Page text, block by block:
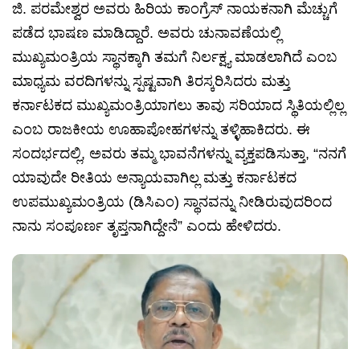
ಜಿ. ಪರಮೇಶ್ವರ ಅವರು ಹಿರಿಯ ಕಾಂಗ್ರೆಸ್ ನಾಯಕನಾಗಿ ಮೆಚ್ಚುಗೆ
ಪಡೆದ ಭಾಷಣ ಮಾಡಿದ್ದಾರೆ. ಅವರು ಚುನಾವಣೆಯಲ್ಲಿ
ಮುಖ್ಯಮಂತ್ರಿಯ ಸ್ಥಾನಕ್ಕಾಗಿ ತಮಗೆ ನಿರ್ಲಕ್ಷ್ಯ ಮಾಡಲಾಗಿದೆ ಎಂಬ
ಮಾಧ್ಯಮ ವರದಿಗಳನ್ನು ಸ್ಪಷ್ಟವಾಗಿ ತಿರಸ್ಕರಿಸಿದರು ಮತ್ತು
ಕರ್ನಾಟಕದ ಮುಖ್ಯಮಂತ್ರಿಯಾಗಲು ತಾವು ಸರಿಯಾದ ಸ್ಥಿತಿಯಲ್ಲಿಲ್ಲ
ಎಂಬ ರಾಜಕೀಯ ಊಹಾಪೋಹಗಳನ್ನು ತಳ್ಳಿಹಾಕಿದರು. ಈ
ಸಂದರ್ಭದಲ್ಲಿ, ಅವರು ತಮ್ಮ ಭಾವನೆಗಳನ್ನು ವ್ಯಕ್ತಪಡಿಸುತ್ತಾ, “ನನಗೆ
ಯಾವುದೇ ರೀತಿಯ ಅನ್ಯಾಯವಾಗಿಲ್ಲ ಮತ್ತು ಕರ್ನಾಟಕದ
ಉಪಮುಖ್ಯಮಂತ್ರಿಯ (ಡಿಸಿಎಂ) ಸ್ಥಾನವನ್ನು ನೀಡಿರುವುದರಿಂದ
ನಾನು ಸಂಪೂರ್ಣ ತೃಪ್ತನಾಗಿದ್ದೇನೆ” ಎಂದು ಹೇಳಿದರು.